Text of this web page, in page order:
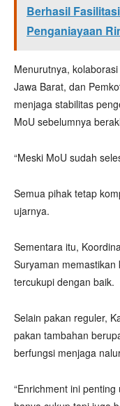
Berhasil
Penganiayaan
Menurutnya,
Jawa Barat, dan
menjaga stabilitas
MoU sebelumnya
“Meski MoU sudah
Semua pihak tetap
ujarnya.
Sementara itu,
Suryaman
tercukupi dengan baik.
Selain pakan reguler,
pakan tambahan
berfungsi menjaga
“Enrichment ini